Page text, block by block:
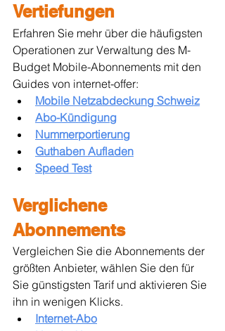
Vertiefungen
Erfahren Sie mehr über die häufigsten
Operationen zur Verwaltung des M-
Budget Mobile-Abonnements mit den
Guides von internet-offer:
Mobile Netzabdeckung Schweiz
Abo-Kündigung
Nummerportierung
Guthaben Aufladen
Speed Test
Verglichene
Abonnements
Vergleichen Sie die Abonnements der
größten Anbieter, wählen Sie den für
Sie günstigsten Tarif und aktivieren Sie
ihn in wenigen Klicks.
Internet-Abo